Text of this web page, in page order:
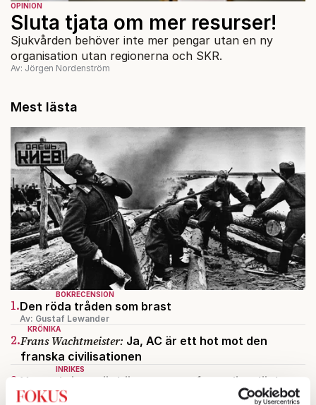
OPINION
Sluta tjata om mer resurser!
Sjukvården behöver inte mer pengar utan en ny
organisation utan regionerna och SKR.
Av: Jörgen Nordenström
Mest lästa
BOKRECENSION
1.Den röda tråden som brast
Av: Gustaf Lewander
KRÖNIKA
2.Frans Wachtmeister: Ja, AC är ett hot mot den
franska civilisationen
INRIKES
3. Vattenbristen är här – men var femte liter läcker
ut